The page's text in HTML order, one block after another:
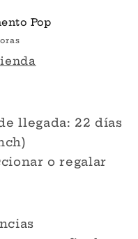
Pop
llegada: 22 días
o regalar